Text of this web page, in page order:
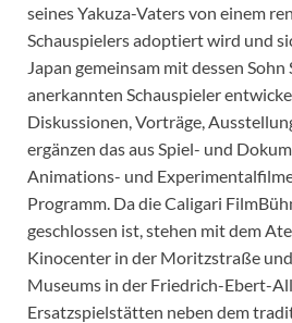
seines Yakuza-Vaters von einem
Schauspielers adoptiert wird und
Japan gemeinsam mit dessen
anerkannten Schauspieler
Diskussionen, Vorträge,
ergänzen das aus Spiel- und
Animations- und
Programm. Da die Caligari
geschlossen ist, stehen mit dem
Kinocenter in der Moritzstraße
Museums in der Friedrich-Ebert-
Ersatzspielstätten neben dem